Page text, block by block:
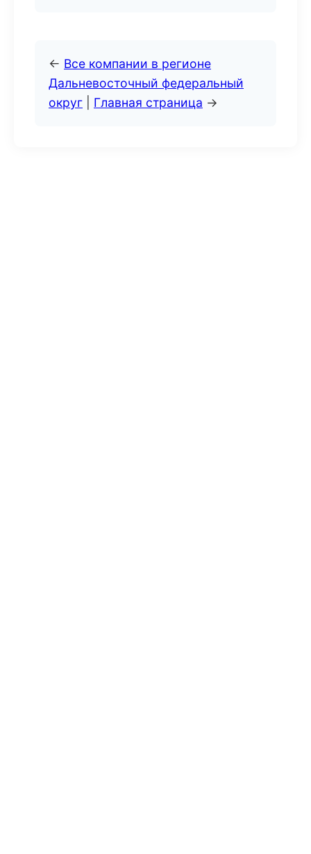
← Все компании в регионе
Дальневосточный федеральный
округ
Главная страница →